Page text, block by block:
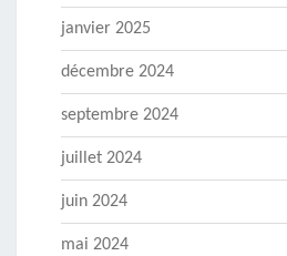
janvier 2025
décembre 2024
septembre 2024
juillet 2024
juin 2024
mai 2024